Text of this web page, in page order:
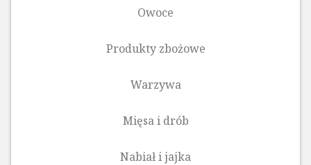
Owoce
Produkty zbożowe
Warzywa
Mięsa i drób
Nabiał i jajka